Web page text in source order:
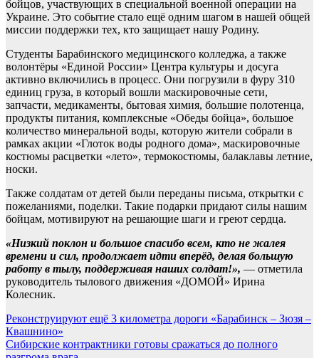
бойцов, участвующих в специальной военной операции на
Украине. Это событие стало ещё одним шагом в нашей общей
миссии поддержки тех, кто защищает нашу Родину.
Студенты Барабинского медицинского колледжа, а также
волонтёры «Единой России» Центра культуры и досуга
активно включились в процесс. Они погрузили в фуру 310
единиц груза, в который вошли маскировочные сети,
запчасти, медикаменты, бытовая химия, большие полотенца,
продукты питания, комплексные «Обеды бойца», большое
количество минеральной воды, которую жители собрали в
рамках акции «Глоток воды родного дома», маскировочные
костюмы расцветки «лето», термокостюмы, балаклавы летние,
носки.
Также солдатам от детей были переданы письма, открытки с
пожеланиями, поделки. Такие подарки придают силы нашим
бойцам, мотивируют на решающие шаги и греют сердца.
«Низкий поклон и большое спасибо всем, кто не жалея
времени и сил, продолжает идти вперёд, делая большую
работу в тылу, поддерживая наших солдат!», — отметила
руководитель тылового движения «ДОМОЙ» Ирина
Колесник.
Навигация
по
Реконструируют ещё 3 километра дороги «Барабинск – Зюзя –
Квашнино»
Сибирские контрактники готовы сражаться до полного